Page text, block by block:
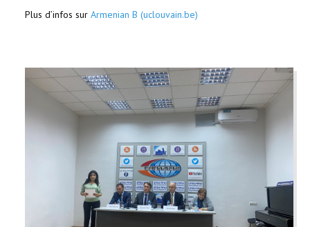
Plus d’infos sur Armenian B (uclouvain.be)